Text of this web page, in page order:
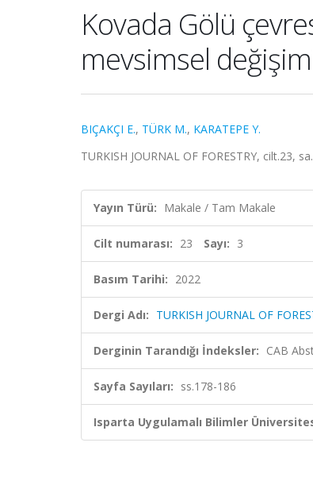
Kovada Gölü
mevsimsel
BIÇAKÇI E., TÜRK M., KARATEPE Y.
TURKISH JOURNAL OF FORESTRY, cilt.23,
Yayın Türü: Makale / Tam Makale
Cilt numarası: 23 Sayı: 3
Basım Tarihi: 2022
Dergi Adı: TURKISH JOURNAL OF
Derginin Tarandığı İndeksler: CAB
Sayfa Sayıları: ss.178-186
Isparta Uygulamalı Bilimler